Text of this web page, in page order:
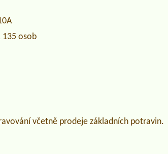
135 osob
včetně prodeje základních potravin.